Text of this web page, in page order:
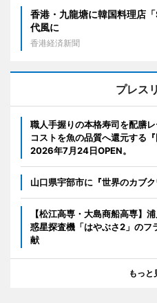
香港・九龍塘に韓国料理店
代風に
香港経済新聞
プレス
職人手握りの本格寿司を配膳
コストを魚の品質へ還元する
2026年7月24日OPEN。
山口県宇部市に『世界のカブ
【松江高専・大島商船高専】
惑星探査機「はやぶさ2」のフ
献
もっと